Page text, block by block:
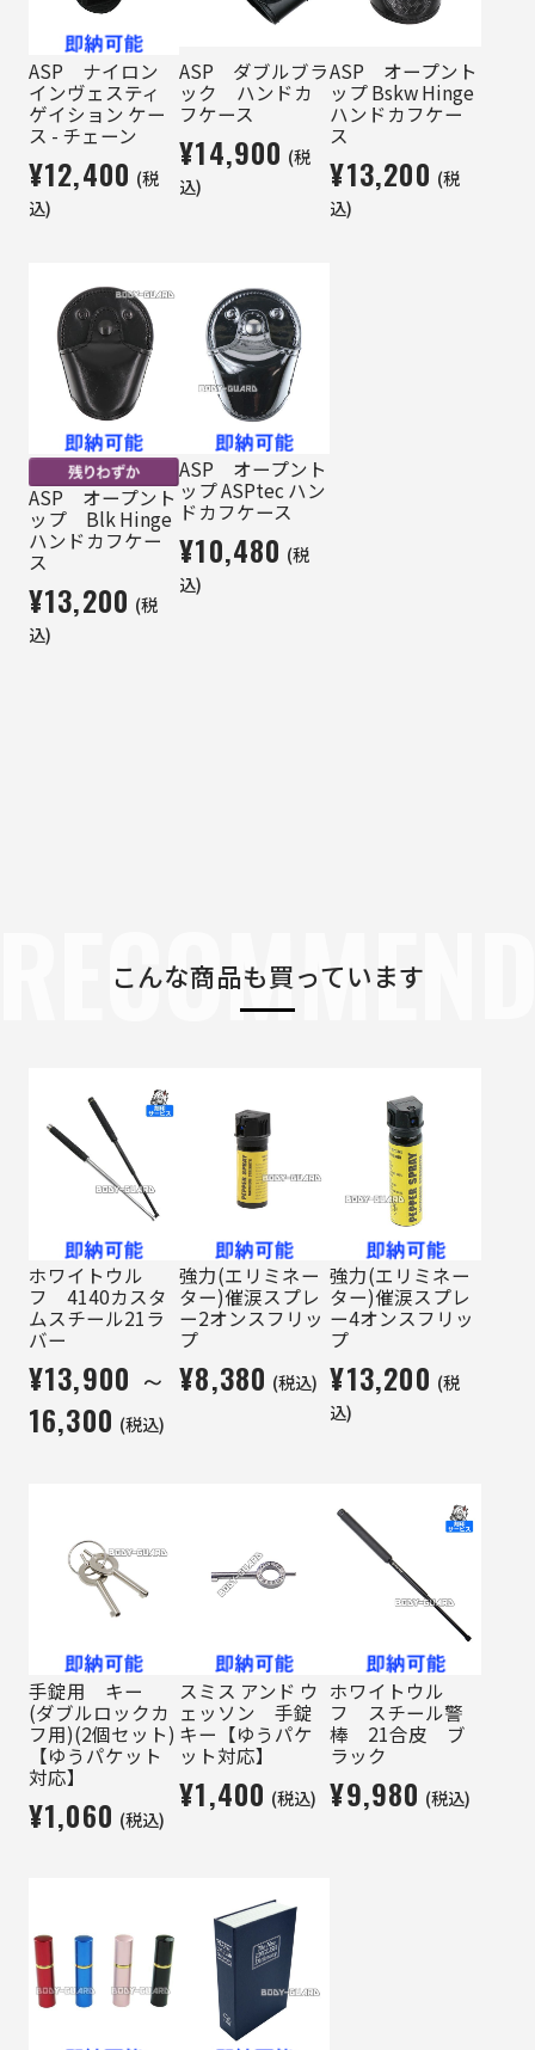
ASP ナイロン
インヴェスティ
ゲイション ケー
ス - チェーン
¥12,400 (税
込)
ASP ダブルブラ
ック ハンドカ
フケース
¥14,900 (税
込)
ASP オープント
ップ Bskw Hinge
ハンドカフケー
ス
¥13,200 (税
込)
ASP オープント
ップ Blk Hinge
ハンドカフケー
ス
¥13,200 (税
込)
ASP オープント
ップ ASPtec ハン
ドカフケース
¥10,480 (税
込)
こんな商品も買っています
ホワイトウル
フ 4140カスタ
ムスチール21ラ
バー
¥13,900 ～
16,300 (税込)
強力(エリミネー
ター)催涙スプレ
ー2オンスフリッ
プ
¥8,380 (税込)
強力(エリミネー
ター)催涙スプレ
ー4オンスフリッ
プ
¥13,200 (税
込)
手錠用 キー
(ダブルロックカ
フ用)(2個セット)
【ゆうパケット
対応】
¥1,060 (税込)
スミス アンド ウ
ェッソン 手錠
キー【ゆうパケ
ット対応】
¥1,400 (税込)
ホワイトウル
フ スチール警
棒 21合皮 ブ
ラック
¥9,980 (税込)